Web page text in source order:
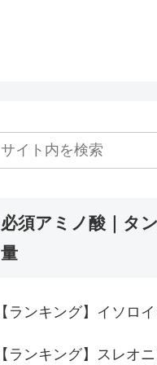
必須アミノ酸｜タ
量
【ランキング】イソロ
【ランキング】スレオ